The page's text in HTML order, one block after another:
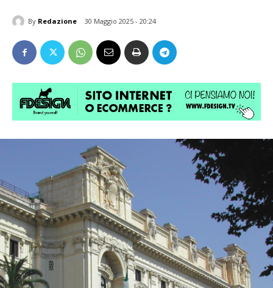
By Redazione 30 Maggio 2025 - 20:24